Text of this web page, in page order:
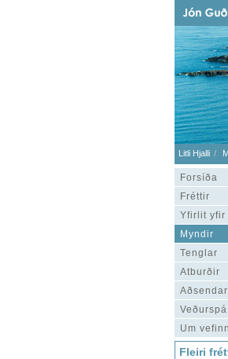
Litli Hjalli
Forsíða
Fréttir
Yfirlit yfir
Myndir
Tenglar
Atburðir
Veðurspá
Um vefinn
Fleiri